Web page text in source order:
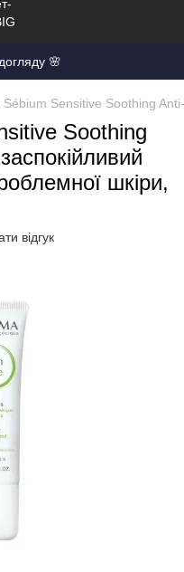
🌸
Sensitive Soothing
Soothing
шкіри,
відгук